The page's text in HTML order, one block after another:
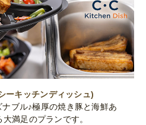
キッチンディッシュ)
ブル♪極厚の焼き豚と海鮮あ
満足のプランです。